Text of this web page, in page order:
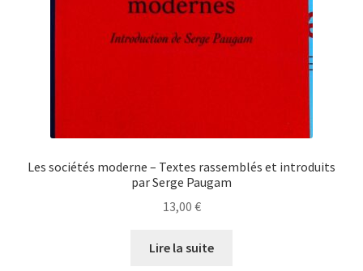
Les sociétés moderne – Textes rassemblés et introduits
par Serge Paugam
13,00 €
Lire la suite